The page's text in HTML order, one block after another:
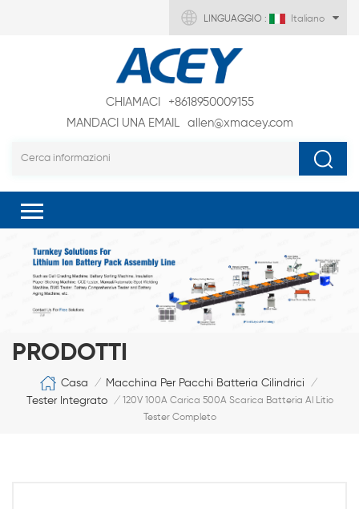
LINGUAGGIO : Italiano
CHIAMACI
+8618950009155
MANDACI UNA EMAIL
allen@xmacey.com
PRODOTTI
Casa / Macchina Per Pacchi Batteria Cilindrici /
Tester Integrato / 120V 100A Carica 500A Scarica Batteria Al Litio
Tester Completo